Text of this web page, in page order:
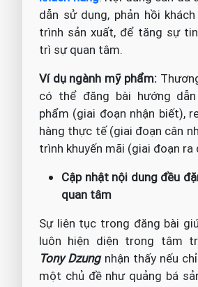
dẫn sử dụng, phản hồi
trình sản xuất, để tăng sự
trì sự quan tâm.
Ví dụ ngành mỹ phẩm:
có thể đăng bài hướng
phẩm (giai đoạn nhận biết),
hàng thực tế (giai đoạn cân
trình khuyến mãi (giai đoạn ra
Cập nhật nội dung đều
quan tâm
Sự liên tục trong đăng bài
luôn hiện diện trong tâm
Tony Dzungnhận thấy nếu
một chủ đề như quảng bá